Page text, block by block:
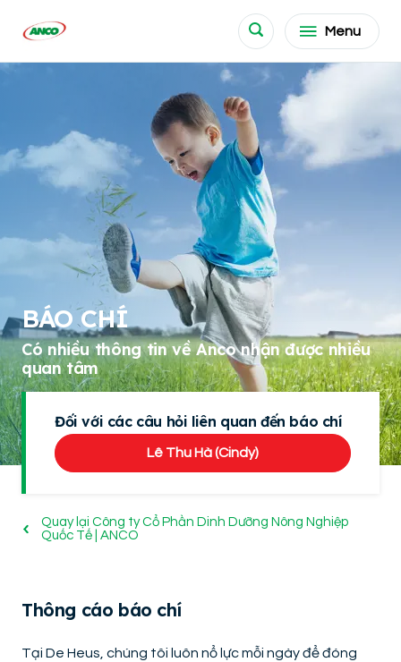
Menu
BÁO CHÍ
Có nhiều thông tin về Anco nhận được nhiều
quan tâm
Đối với các câu hỏi liên quan đến báo chí
Lê Thu Hà (Cindy)
Quay lại Công ty Cổ Phần Dinh Dưỡng Nông Nghiệp
Quốc Tế | ANCO
Thông cáo báo chí
Tại De Heus, chúng tôi luôn nổ lực mỗi ngày để đóng